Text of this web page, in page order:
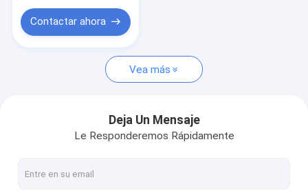
Contactar ahora
Vea más
Deja Un Mensaje
Le Responderemos Rápidamente